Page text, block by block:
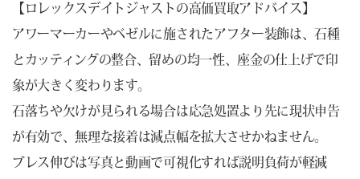
【ロレックスデイトジャストの高価買取アドバイス】
アワーマーカーやベゼルに施されたアフター装飾は、石種
とカッティングの整合、留めの均一性、座金の仕上げで印
象が大きく変わります。
石落ちや欠けが見られる場合は応急処置より先に現状申告
が有効で、無理な接着は減点幅を拡大させかねません。
ブレス伸びは写真と動画で可視化すれば説明負荷が軽減